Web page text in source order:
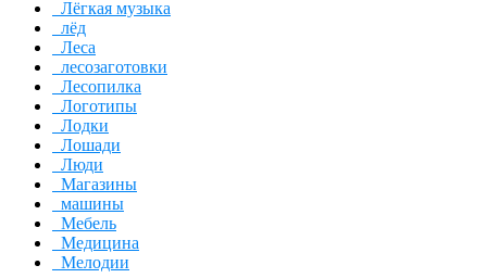
Лёгкая музыка
лёд
Леса
лесозаготовки
Лесопилка
Логотипы
Лодки
Лошади
Люди
Магазины
машины
Мебель
Медицина
Мелодии